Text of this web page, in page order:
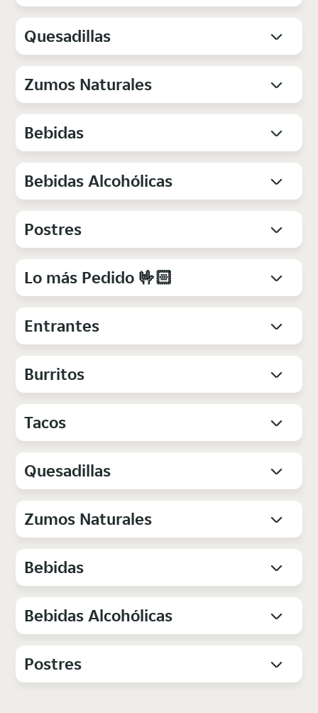
Quesadillas
Zumos Naturales
Bebidas
Bebidas Alcohólicas
Postres
Lo más Pedido 🤟🏻
Entrantes
Burritos
Tacos
Quesadillas
Zumos Naturales
Bebidas
Bebidas Alcohólicas
Postres